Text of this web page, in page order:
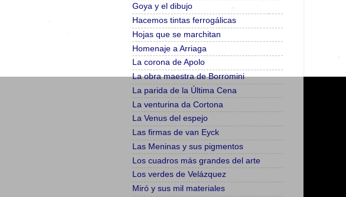
Goya y el dibujo
Hacemos tintas ferrogálicas
Hojas que se marchitan
Homenaje a Arriaga
La corona de Apolo
La obra maestra de Borromini
La parida de la Última Cena
La venturina da Cortona
La Venus del espejo
Las firmas de van Eyck
Las Meninas y sus pigmentos
Los cuadros más grandes del arte
Los verdes de Velázquez
Miró y sus mil materiales